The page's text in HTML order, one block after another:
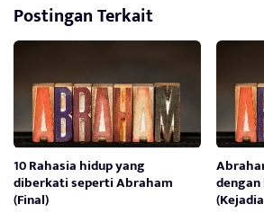
Postingan Terkait
10 Rahasia hidup yang
diberkati seperti Abraham
(Final)